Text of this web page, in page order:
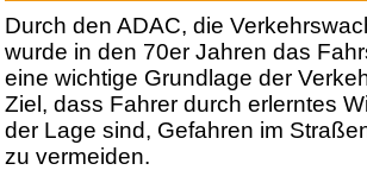
Durch den ADAC, die
wurde in den 70er Jahren das
eine wichtige Grundlage der
Ziel, dass Fahrer durch erlerntes
der Lage sind, Gefahren im
zu vermeiden.